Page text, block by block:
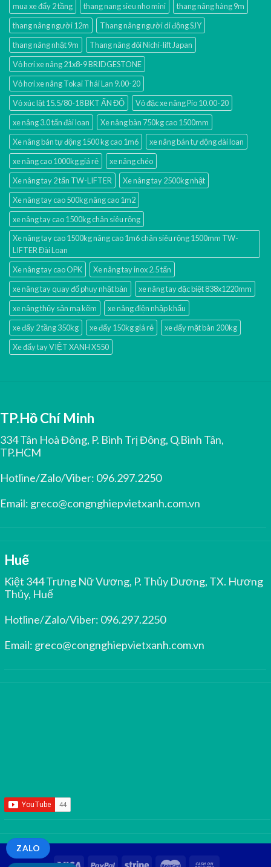
ZALO
mua xe đẩy 2 tầng
thang nang sieu nho mini
thang nâng hàng 9m
thang nâng người 12m
Thang nâng người di động SJY
thang nâng nhật 9m
Thang nâng đôi Nichi-lift Japan
Vỏ hơi xe nâng 21x8-9 BRIDGESTONE
Vỏ hơi xe nâng Tokai Thái Lan 9.00-20
Vỏ xúc lật 15.5/80-18 BKT ẤN ĐỘ
Vỏ đặc xe nâng Pio 10.00-20
xe nâng 3.0 tấn đài loan
Xe nâng bàn 750kg cao 1500mm
Xe nâng bán tự động 1500 kg cao 1m6
xe nâng bán tự động đài loan
xe nâng cao 1000kg giá rẻ
xe nâng chéo
Xe nâng tay 2 tấn TW-LIFTER
Xe nâng tay 2500kg nhật
Xe nâng tay cao 500kg nâng cao 1m2
xe nâng tay cao 1500kg chân siêu rộng
Xe nâng tay cao 1500kg nâng cao 1m6 chân siêu rộng 1500mm TW-
LIFTER Đài Loan
Xe nâng tay cao OPK
Xe nâng tay inox 2.5 tấn
xe nâng tay quay đổ phuy nhật bản
xe nâng tay đặc biệt 838x1220mm
xe nâng thủy sản mạ kẽm
xe nâng điện nhập khấu
xe đẩy 2 tầng 350kg
xe đẩy 150kg giá rẻ
xe đẩy mặt bàn 200kg
Xe đẩy tay VIỆT XANH X550
TP.Hồ Chí Minh
334 Tân Hoà Đông, P. Bình Trị Đông, Q.Bình Tân,
TP.HCM
Hotline/Zalo/Viber: 096.297.2250
Email: greco@congnghiepvietxanh.com.vn
Huế
Kiệt 344 Trưng Nữ Vương, P. Thủy Dương, TX. Hương
Thủy, Huế
Hotline/Zalo/Viber: 096.297.2250
Email: greco@congnghiepvietxanh.com.vn